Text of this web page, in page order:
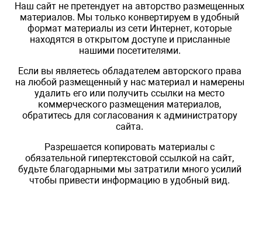
Наш сайт не претендует на авторство размещенных
материалов. Мы только конвертируем в удобный
формат материалы из сети Интернет, которые
находятся в открытом доступе и присланные
нашими посетителями.
Если вы являетесь обладателем авторского права
на любой размещенный у нас материал и намерены
удалить его или получить ссылки на место
коммерческого размещения материалов,
обратитесь для согласования к администратору
сайта.
Разрешается копировать материалы с
обязательной гипертекстовой ссылкой на сайт,
будьте благодарными мы затратили много усилий
чтобы привести информацию в удобный вид.